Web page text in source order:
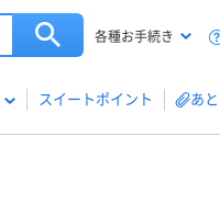
各種お手続き
スイートポイント あ